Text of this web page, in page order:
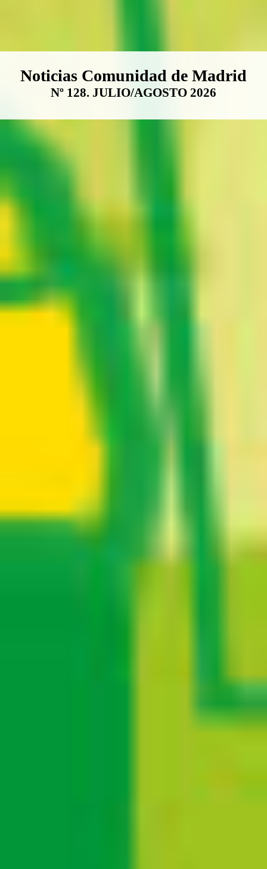
Boletín Noticias Comunidad de
Noticias Comunidad de Madrid
Nº 128. JULIO/AGOSTO 2026